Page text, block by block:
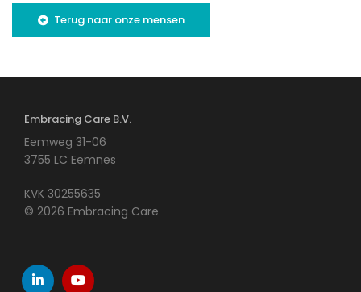
Terug naar onze mensen
Embracing Care B.V.
Eemweg 31-06
3755 LC Eemnes
KVK 30255635
© 2026 Embracing Care